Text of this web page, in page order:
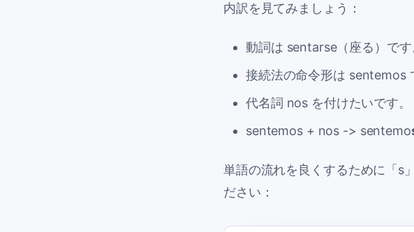
内訳を見てみましょう：
動詞は sentarse（座る）です
接続法の命令形は sentemos
代名詞 nos を付けたいです。
sentemos+ nos -> sentemo
単語の流れを良くするために「s
ださい：